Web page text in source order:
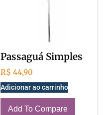
Passaguá Simples
R$ 44,90
Adicionar ao carrinho
Add To Compare